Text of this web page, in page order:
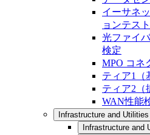
イーサネ
ョンテスト
光ファイ
検定
MPO コネ
ティア1（
ティア2（
WAN性能
Infrastructure and Utilities
Infrastructure and